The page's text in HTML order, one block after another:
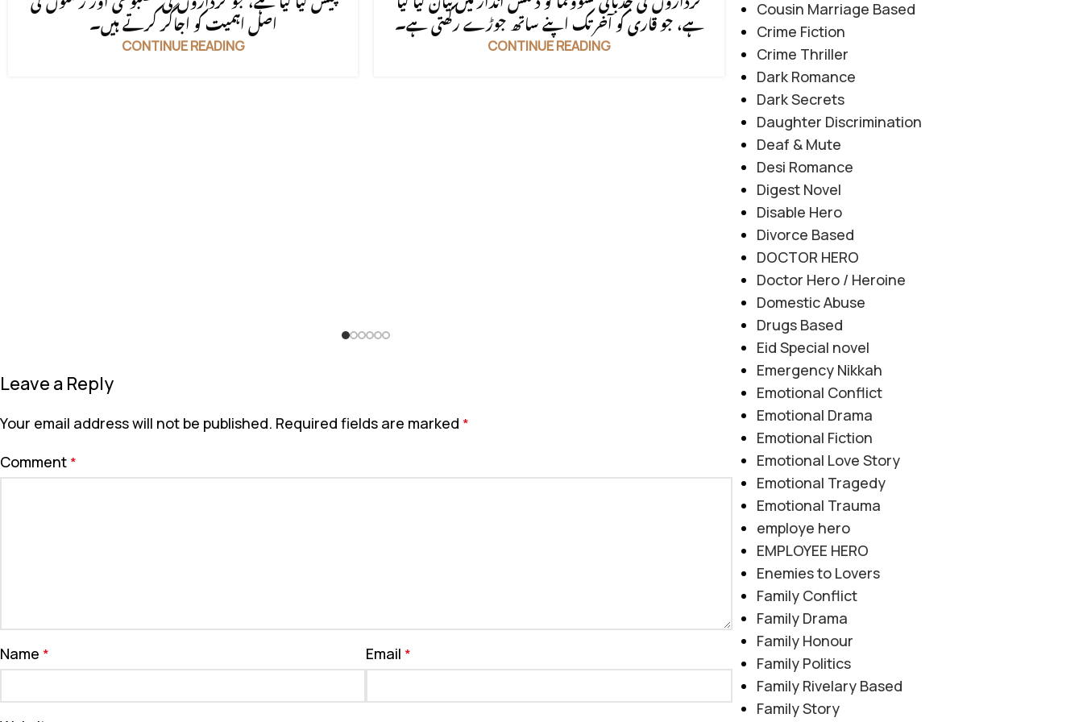
اصل اہمیت کو اجاگر کرتے ہیں۔
CONTINUE READING
ہے، جو قاری کو آخر تک اپنے ساتھ جوڑے رکھتی ہے۔
CONTINUE READING
کوشش کرتی ہے، جبکہ کہانی جذبات، سسپنس اور اہم
سماجی پہلوؤں کو خوبصورتی سے اجاگر کرتی ہے۔
Leave a Reply
Your email address will not be published. Required fields are marked *
Comment *
Name * Email *
Cousin Marriage Based
Crime Fiction
Crime Thriller
Dark Romance
Dark Secrets
Daughter Discrimination
Deaf & Mute
Desi Romance
Digest Novel
Disable Hero
Divorce Based
DOCTOR HERO
Doctor Hero / Heroine
Domestic Abuse
Drugs Based
Eid Special novel
Emergency Nikkah
Emotional Conflict
Emotional Drama
Emotional Fiction
Emotional Love Story
Emotional Tragedy
Emotional Trauma
employe hero
EMPLOYEE HERO
Enemies to Lovers
Family Conflict
Family Drama
Family Honour
Family Politics
Family Rivelary Based
Family Story